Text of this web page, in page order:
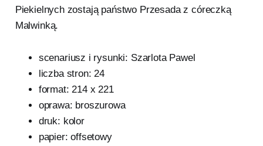
Piekielnych zostają państwo Przesada z córeczką
Malwinką.
scenariusz i rysunki: Szarlota Pawel
liczba stron: 24
format: 214 x 221
oprawa: broszurowa
druk: kolor
papier: offsetowy